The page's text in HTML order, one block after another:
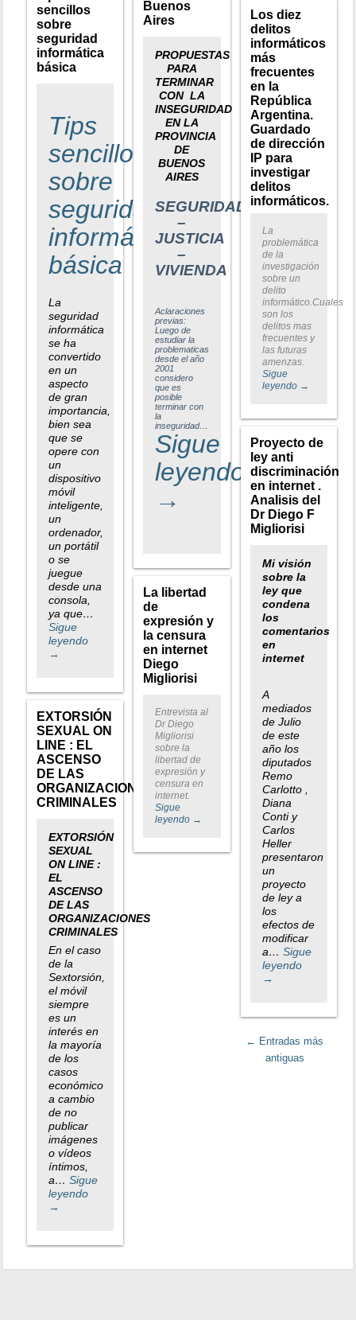
sencillos
sobre
seguridad
informática
básica
Tips
sencillos
sobre
seguridad
informática
básica
La
seguridad
informática
se ha
convertido
en un
aspecto
de gran
importancia,
bien sea
que se
opere con
un
dispositivo
móvil
inteligente,
un
ordenador,
un portátil
o se
juegue
desde una
consola,
ya que…
Sigue
leyendo
→
EXTORSIÓN
SEXUAL ON
LINE : EL
ASCENSO
DE LAS
ORGANIZACIONES
CRIMINALES
EXTORSIÓN
SEXUAL
ON LINE :
EL
ASCENSO
DE LAS
ORGANIZACIONES
CRIMINALES
En el caso
de la
Sextorsión,
el móvil
siempre
es un
interés en
la mayoría
de los
casos
económico
a cambio
de no
publicar
imágenes
o vídeos
íntimos,
a…Sigue
leyendo
→
Buenos
Aires
PROPUESTAS
PARA
TERMINAR
CON LA
INSEGURIDAD
EN LA
PROVINCIA
DE
BUENOS
AIRES
SEGURIDAD
–
JUSTICIA
–
VIVIENDA
Aclaraciones
previas:
Luego de
estudiar la
problematicas
desde el año
2001
considero
que es
posible
terminar con
la
inseguridad…
Sigue
leyendo
→
La libertad
de
expresión y
la censura
en internet
Diego
Migliorisi
Entrevista al
Dr Diego
Migliorisi
sobre la
libertad de
expresión y
censura en
internet.
Sigue
leyendo →
Los diez
delitos
informáticos
más
frecuentes
en la
República
Argentina.
Guardado
de dirección
IP para
investigar
delitos
informáticos.
La
problemática
de la
investigación
sobre un
delito
informático.Cuales
son los
delitos mas
frecuentes y
las futuras
amenzas.
Sigue
leyendo →
Proyecto de
ley anti
discriminación
en internet .
Analisis del
Dr Diego F
Migliorisi
Mi visión
sobre la
ley que
condena
los
comentarios
en
internet
A
mediados
de Julio
de este
año los
diputados
Remo
Carlotto ,
Diana
Conti y
Carlos
Heller
presentaron
un
proyecto
de ley a
los
efectos de
modificar
a… Sigue
leyendo
→
← Entradas más
antiguas